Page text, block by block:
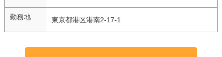
勤務地 東京都港区港南2-17-1